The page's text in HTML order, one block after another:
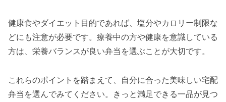
健康食やダイエット目的であれば、塩分やカロリー制限な
どにも注意が必要です。療養中の方や健康を意識している
方は、栄養バランスが良い弁当を選ぶことが大切です。
これらのポイントを踏まえて、自分に合った美味しい宅配
弁当を選んでみてください。きっと満足できる一品が見つ